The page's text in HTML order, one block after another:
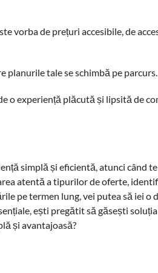
vorba de prețuri accesibile, de
planurile tale se schimbă pe parcurs.
o experiență plăcută și lipsită de
simplă și eficientă, atunci când te
atentă a tipurilor de oferte,
pe termen lung, vei putea să iei o
ești pregătit să găsești
și avantajoasă?